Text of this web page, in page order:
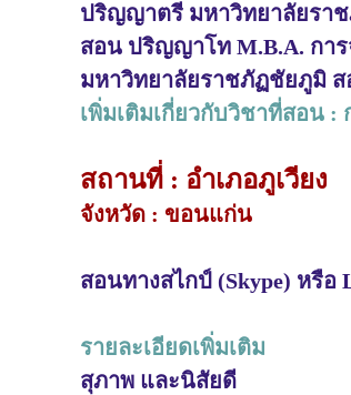
ปริญญาตรี มหาวิทยาลัยรา
สอน ปริญญาโท M.B.A. กา
มหาวิทยาลัยราชภัฏชัยภูมิ
เพิ่มเติมเกี่ยวกับวิชาที่สอน :
สถานที่ : อำเภอภูเวียง
จังหวัด : ขอนแก่น
สอนทางสไกป์ (Skype) หรือ
รายละเอียดเพิ่มเติม
สุภาพ และนิสัยดี